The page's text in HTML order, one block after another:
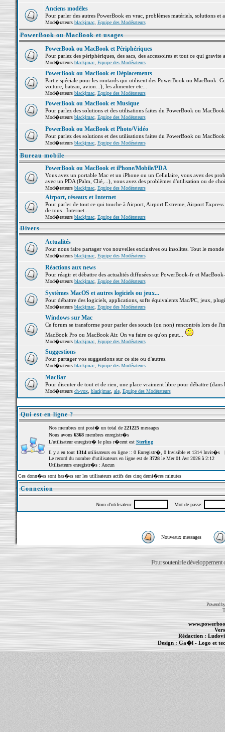
Anciens modèles
Pour parler des autres PowerBook en vrac, problèmes matériels, solutions et
Mod�rateurs blackjmac, Equipe des Modérateurs
PowerBook ou MacBook et usages
PowerBook ou MacBook et Périphériques
Pour parlez des périphériques, des sacs, des accessoires et tout ce qui
Mod�rateurs blackjmac, Equipe des Modérateurs
PowerBook ou MacBook et Déplacements
Partie spéciale pour les routards qui utilisent des PowerBook ou MacBook.
voiture, bateau, avion...), les alimenter etc...
Mod�rateurs blackjmac, Equipe des Modérateurs
PowerBook ou MacBook et Musique
Pour parlez des solutions et des utilisations faites du PowerBook ou
Mod�rateurs blackjmac, Equipe des Modérateurs
PowerBook ou MacBook et Photo/Vidéo
Pour parlez des solutions et des utilisations faites du PowerBook ou
Mod�rateurs blackjmac, Equipe des Modérateurs
Bureau mobile
PowerBook ou MacBook et iPhone/Mobile/PDA
Vous avez un portable Mac et un iPhone ou un Cellulaire, vous avez des
avec un PDA (Palm, Clié,...), vous avez des problèmes d'utilisation ou de
Mod�rateurs blackjmac, Equipe des Modérateurs
Airport, réseaux et Internet
Pour parler de tout ce qui touche à Airport, Airport Extreme, Airport
de tous : Internet...
Mod�rateurs blackjmac, Equipe des Modérateurs
Divers
Actualités
Pour nous faire partager vos nouvelles exclusives ou insolites. Tout le
Mod�rateurs blackjmac, Equipe des Modérateurs
Réactions aux news
Pour réagir et débattre des actualités diffusées sur PowerBook-fr et
Mod�rateurs blackjmac, Equipe des Modérateurs
Systèmes MacOS et autres logiciels ou jeux...
Pour débattre des logiciels, applications, softs équivalents Mac/PC, jeux,
Mod�rateurs blackjmac, Equipe des Modérateurs
Windows sur Mac
Ce forum se transforme pour parler des soucis (ou non) rencontrés lors de
MacBook Pro ou MacBook Air. On va faire ce qu'on peut...
Mod�rateurs blackjmac, Equipe des Modérateurs
Suggestions
Pour partager vos suggestions sur ce site ou d'autres.
Mod�rateurs blackjmac, Equipe des Modérateurs
MacBar
Pour discuter de tout et de rien, une place vraiment libre pour débattre (dans
Mod�rateurs ch-vox, blackjmac, ale, Equipe des Modérateurs
Qui est en ligne ?
Nos membres ont post� un total de 221225messages
Nous avons 6368membres enregistr�s
L'utilisateur enregistr� le plus r�cent est Sterling
Il y a en tout 1314utilisateurs en ligne :: 0 Enregistr�, 0 Invisible et 1314 Invit�s
Le record du nombre d'utilisateurs en ligne est de 3728le Mer 01 Avr 2026 à 2:12
Utilisateurs enregistr�s : Aucun
Ces donn�es sont bas�es sur les utilisateurs actifs des cinq derni�res minutes
Connexion
Nom d'utilisateur: Mot de passe:
Nouveaux messages
Pour soutenir le développement
Powered
Rédaction :
Design : Ga�l- Logo et